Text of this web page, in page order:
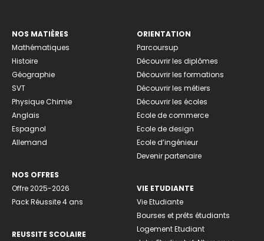
NOS MATIÈRES
Mathématiques
Histoire
Géographie
SVT
Physique Chimie
Anglais
Espagnol
Allemand
NOS OFFRES
Offre 2025-2026
Pack Réussite 4 ans
REUSSITE SCOLAIRE
ORIENTATION
Parcoursup
Découvrir les diplômes
Découvrir les formations
Découvrir les métiers
Découvrir les écoles
Ecole de commerce
Ecole de design
Ecole d’ingénieur
Devenir partenaire
VIE ETUDIANTE
Vie Etudiante
Bourses et prêts étudiants
Logement Etudiant